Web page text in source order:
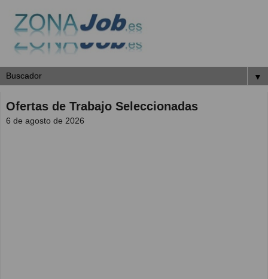
▼
Ofertas de Trabajo Seleccionadas
6 de agosto de 2026